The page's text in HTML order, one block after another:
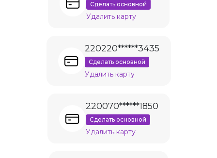
Сделать основной
Удалить карту
220220******3435
Сделать основной
Удалить карту
220070******1850
Сделать основной
Удалить карту